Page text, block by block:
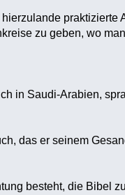
praktizierte
zu geben, wo
in Saudi-Arabien,
das er seinem
besteht, die Bibel